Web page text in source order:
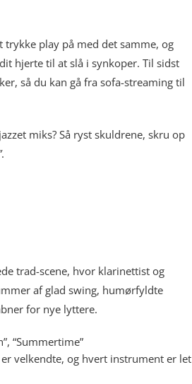
trykke play på med det samme, og
hjerte til at slå i synkoper. Til sidst
så du kan gå fra sofa-streaming til
miks? Så ryst skuldrene, skru op
.
trad-scene, hvor klarinettist og
af glad swing, humørfyldte
for nye lyttere.
“Summertime”
velkendte, og hvert instrument er let